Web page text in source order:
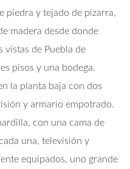
piedra y tejado de pizarra,
madera desde donde
vistas de Puebla de
pisos y una bodega.
la planta baja con dos
y armario empotrado.
con una cama de
una, televisión y
equipados, uno grande